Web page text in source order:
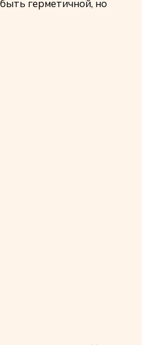
герметичной, но